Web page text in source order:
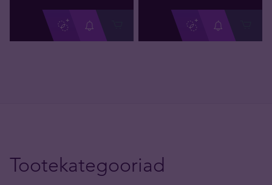
Tootekategooriad